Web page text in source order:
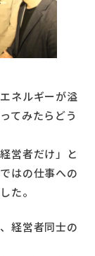
ネルギーが溢
てみたらどう
営者だけ」と
はの仕事への
た。
経営者同士の